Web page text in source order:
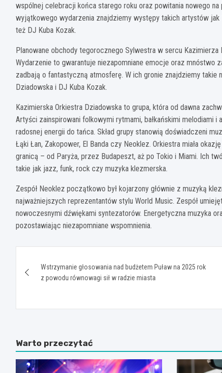
wspólnej celebracji końca starego roku oraz powitania nowego
wyjątkowego wydarzenia znajdziemy występy takich artystów
też DJ Kuba Kozak.
Planowane obchody tegorocznego Sylwestra w sercu
Wydarzenie to gwarantuje niezapomniane emocje oraz mnóstwo
zadbają o fantastyczną atmosferę. W ich gronie znajdziemy takie
Dziadowska i DJ Kuba Kozak.
Kazimierska Orkiestra Dziadowska to grupa, która od dawna
Artyści zainspirowani folkowymi rytmami, bałkańskimi melodiami
radosnej energii do tańca. Skład grupy stanowią doświadczeni
Łąki Łan, Zakopower, El Banda czy Neoklez. Orkiestra miała
granicą – od Paryża, przez Budapeszt, aż po Tokio i Miami. Ich
takie jak jazz, funk, rock czy muzyka klezmerska.
Zespół Neoklez początkowo był kojarzony głównie z muzyką
najważniejszych reprezentantów stylu World Music. Zespół
nowoczesnymi dźwiękami syntezatorów. Energetyczna muzyka
pozostawiając niezapomniane wspomnienia.
wpisu
Wstrzymanie głosowania nad budżetem Puław na 2025 rok
z powodu równowagi sił w radzie miasta
Warto przeczytać